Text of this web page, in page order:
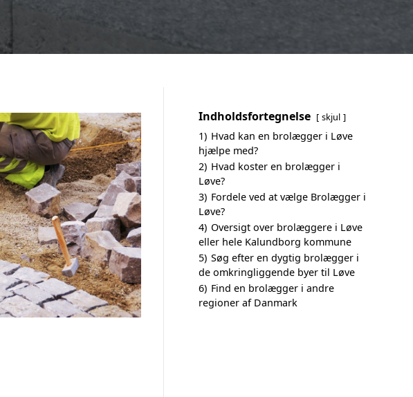
Indholdsfortegnelse skjul
1) Hvad kan en brolægger i Løve
hjælpe med?
2) Hvad koster en brolægger i
Løve?
3) Fordele ved at vælge Brolægger i
Løve?
4) Oversigt over brolæggere i Løve
eller hele Kalundborg kommune
5) Søg efter en dygtig brolægger i
de omkringliggende byer til Løve
6) Find en brolægger i andre
regioner af Danmark